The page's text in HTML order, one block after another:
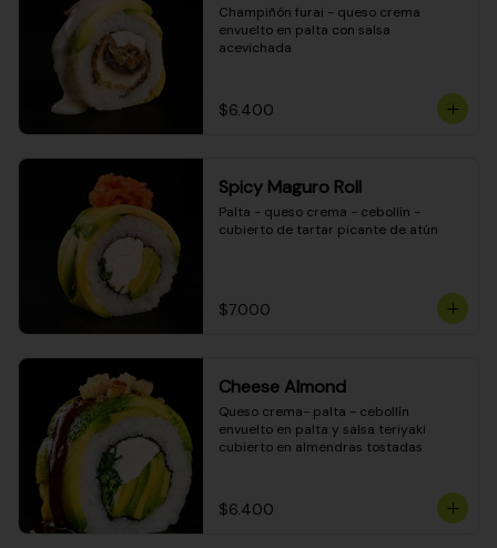
Champiñón furai - queso crema
envuelto en palta con salsa
acevichada
$6.400
Spicy Maguro Roll
Palta - queso crema - cebollín -
cubierto de tartar picante de atún
$7.000
Cheese Almond
Queso crema- palta - cebollín
envuelto en palta y salsa teriyaki
cubierto en almendras tostadas
$6.400